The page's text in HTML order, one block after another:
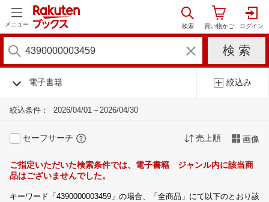
メニュー
電子書籍 絞込み
絞込条件： 2026/04/01～2026/04/30
セーフサーチ 売上順 画像
ご指定いただいた検索条件では、電子書籍 ジャンル内に該当商
品はございませんでした。
キーワード「4390000003459」の場合、「全商品」にて以下のとおり該